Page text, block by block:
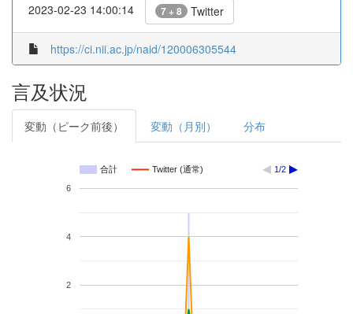
2023-02-23 14:00:14 7 + 8 Twitter
https://ci.nii.ac.jp/naid/120006305544
言及状況
変動（ピーク前後） 変動（月別） 分布
合計 Twitter (通常) 1/2
2
4
6